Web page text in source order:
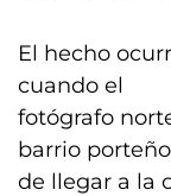
El hecho
cuando el
fotógrafo
barrio
de llegar a la